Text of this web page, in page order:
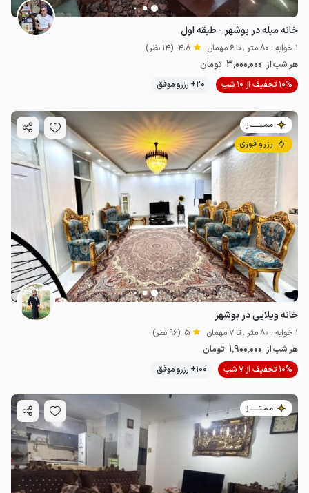
میلیون ت 4.9
خانه مبله در بوشهر - طبقه اول
1 خوابه . 80 متر . تا 6 مهمان 4.8 (14 نظر)
هر شب از 3٬000٬000 تومان
10% تخفیف از 10 شب
20+ رزرو موفق
مـمـتــــــاز
رزرو فوری
خانه ویلایی در بوشهر
1 خوابه . 80 متر . تا 7 مهمان 5 (96 نظر)
هر شب از 1٬900٬000 تومان
10% تخفیف از 7 شب
100+ رزرو موفق
مـمـتــــــاز